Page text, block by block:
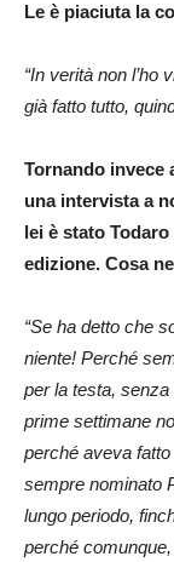
Le è piaciuta la
“In verità non l’ho
già fatto tutto,
Tornando invece
una intervista a
lei è stato
edizione. Cosa
“Se ha detto che
niente! Perché
per la testa,
prime settimane
perché aveva
sempre nominato
lungo periodo,
perché